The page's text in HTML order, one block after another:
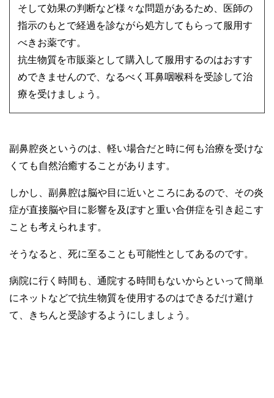
そして効果の判断など様々な問題があるため、医師の
指示のもとで経過を診ながら処方してもらって服用す
べきお薬です。
抗生物質を市販薬として購入して服用するのはおすす
めできませんので、なるべく耳鼻咽喉科を受診して治
療を受けましょう。
副鼻腔炎というのは、軽い場合だと時に何も治療を受けな
くても自然治癒することがあります。
しかし、副鼻腔は脳や目に近いところにあるので、その炎
症が直接脳や目に影響を及ぼすと重い合併症を引き起こす
ことも考えられます。
そうなると、死に至ることも可能性としてあるのです。
病院に行く時間も、通院する時間もないからといって簡単
にネットなどで抗生物質を使用するのはできるだけ避け
て、きちんと受診するようにしましょう。